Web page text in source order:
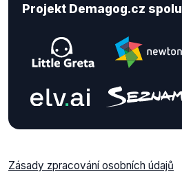
Projekt Demagog.cz
Zásady zpracování osobních údajů